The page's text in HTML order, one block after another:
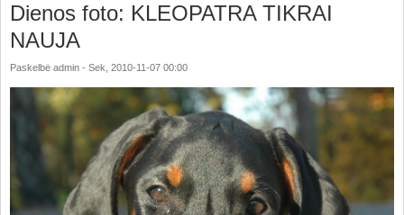
Dienos foto: KLEOPATRA TIKRAI
NAUJA
Paskelbė admin - Sek, 2010-11-07 00:00